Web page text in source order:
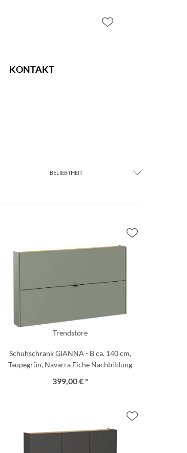
KONTAKT
BELIEBTHEIT
Trendstore
Schuhschrank GIANNA - B ca. 140 cm,
Taupegrün, Navarra Eiche Nachbildung
399,00 € *